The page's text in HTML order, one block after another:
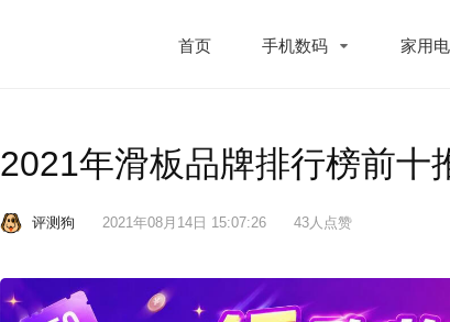
首页 手机数码 家用
2021年滑板品牌排行榜前十
评测狗 2021年08月14日 15:07:26 43人点赞